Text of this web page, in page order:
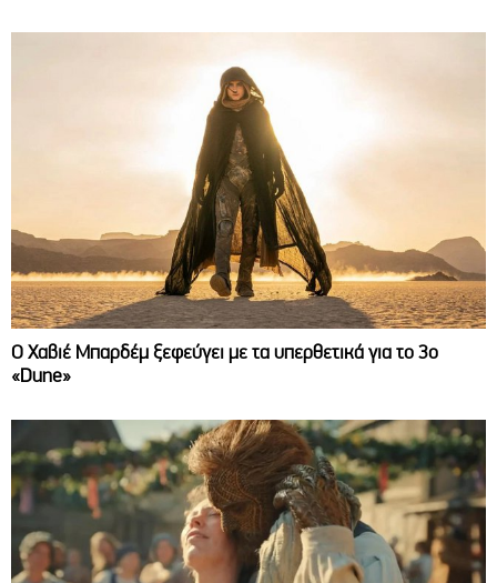
O Χαβιέ Μπαρδέμ ξεφεύγει με τα υπερθετικά για το 3ο
«Dune»